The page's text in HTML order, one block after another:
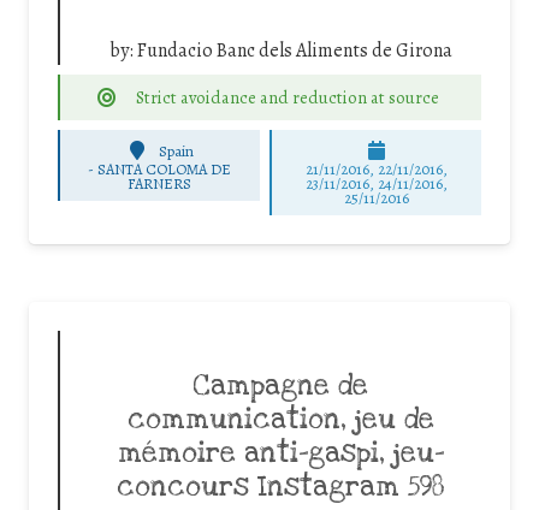
by:Fundacio Banc dels Aliments de Girona
Strict avoidance and reduction at source
Spain
-SANTA COLOMA DE
FARNERS
21/11/2016, 22/11/2016,
23/11/2016, 24/11/2016,
25/11/2016
Campagne de
communication, jeu de
mémoire anti-gaspi, jeu-
concours Instagram 598